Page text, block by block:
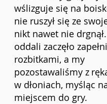
wślizguje się na
nie ruszył się ze
nikt nawet nie
oddali zaczęło
rozbitkami, a my
pozostawaliśmy z
w dłoniach, myśląc
miejscem do gry.